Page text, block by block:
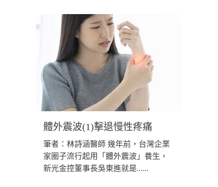
體外震波(1)擊退慢性疼痛
筆者：林詩涵醫師 幾年前，台灣企業
家圈子流行起用「體外震波」養生，
新光金控董事長吳東進就是......